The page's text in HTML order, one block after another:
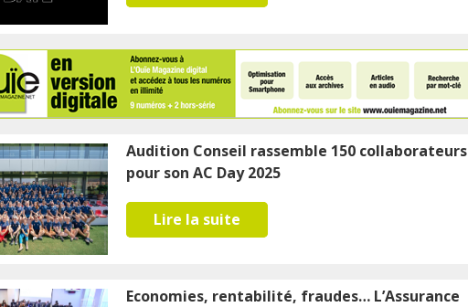
Audition Conseil rassemble 150 collaborateurs
pour son AC Day 2025
Lire la suite
Economies, rentabilité, fraudes… L’Assurance